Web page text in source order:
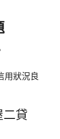
用狀況良
二貸